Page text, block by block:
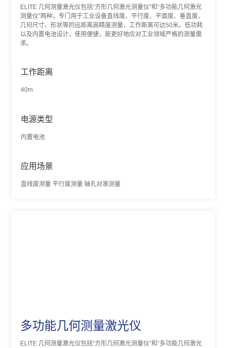
ELITE 几何测量激光仪包括“方形几何激光测量仪”和“多功能几何激光
测量仪”两种，专门用于工业设备直线度、平行度、平面度、垂直度、
几何尺寸、形状等的远距离高精度测量，工作距离可达50米。低功耗
以及内置电池设计，使用便捷，能更好地应对工业领域严格的测量需
求。
工作距离
40m
电源类型
内置电池
应用场景
直线度测量 平行度测量 轴孔对准测量
多功能几何测量激光仪
ELITE 几何测量激光仪包括“方形几何激光测量仪”和“多功能几何激光